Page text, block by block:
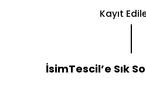
Kayıt
İsimTescil’e Sık